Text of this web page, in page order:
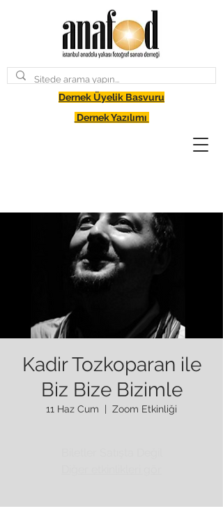
Dernek Üyelik Basvuru
Dernek Yazılımı
Kadir Tozkoparan ile
Biz Bize Bizimle
11 Haz Cum Zoom Etkinliği